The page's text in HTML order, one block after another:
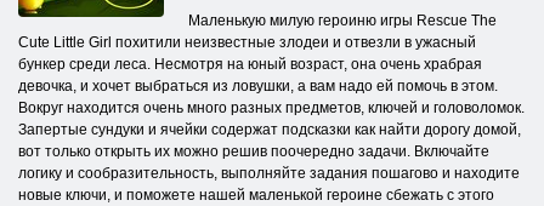
Маленькую милую героиню игры Rescue The
Cute Little Girl похитили неизвестные злодеи и отвезли в ужасный
бункер среди леса. Несмотря на юный возраст, она очень храбрая
девочка, и хочет выбраться из ловушки, а вам надо ей помочь в этом.
Вокруг находится очень много разных предметов, ключей и головоломок.
Запертые сундуки и ячейки содержат подсказки как найти дорогу домой,
вот только открыть их можно решив поочередно задачи. Включайте
логику и сообразительность, выполняйте задания пошагово и находите
новые ключи, и поможете нашей маленькой героине сбежать с этого